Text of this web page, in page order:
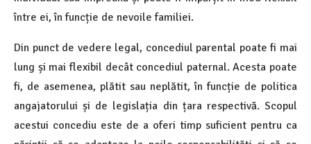
între ei, în funcție de nevoile familiei.
Din punct de vedere legal, concediul parental poate fi mai
lung și mai flexibil decât concediul paternal. Acesta poate
fi, de asemenea, plătit sau neplătit, în funcție de politica
angajatorului și de legislația din țara respectivă. Scopul
acestui concediu este de a oferi timp suficient pentru ca